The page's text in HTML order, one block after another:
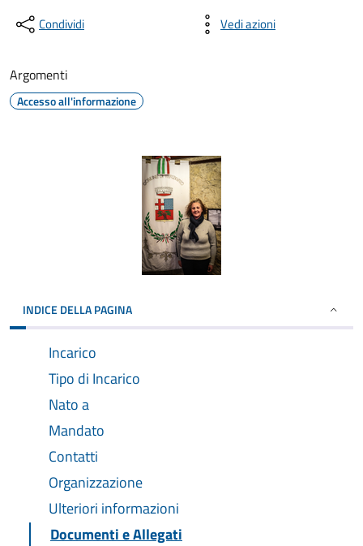
Condividi Vedi azioni
Argomenti
Accesso all'informazione
INDICE DELLA PAGINA
Incarico
Tipo di Incarico
Nato a
Mandato
Contatti
Organizzazione
Ulteriori informazioni
Documenti e Allegati